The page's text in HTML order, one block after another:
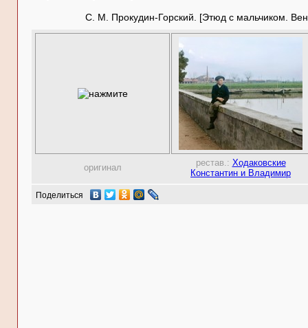
С. М. Прокудин-Горский. [Этюд с мальчиком.
оригинал рестав.: Ходаковские
Константин и Владимир
Поделиться